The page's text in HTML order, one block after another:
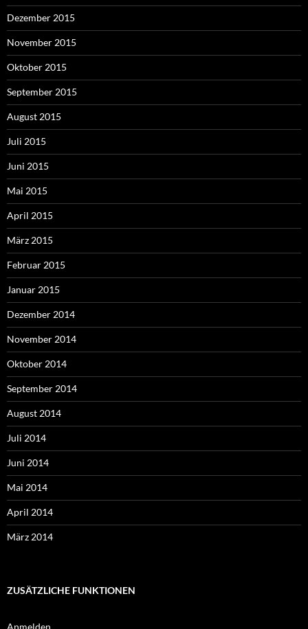
Dezember 2015
November 2015
Oktober 2015
September 2015
August 2015
Juli 2015
Juni 2015
Mai 2015
April 2015
März 2015
Februar 2015
Januar 2015
Dezember 2014
November 2014
Oktober 2014
September 2014
August 2014
Juli 2014
Juni 2014
Mai 2014
April 2014
März 2014
ZUSÄTZLICHE FUNKTIONEN